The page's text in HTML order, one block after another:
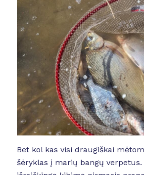
Bet kol kas visi draugiškai
šėryklas į marių bangų verpetus.